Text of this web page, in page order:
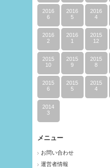
2016
6
2016
5
2016
4
2016
2
2016
1
2015
12
2015
10
2015
9
2015
8
2015
6
2015
5
2015
4
2014
3
メニュー
お問い合わせ
運営者情報